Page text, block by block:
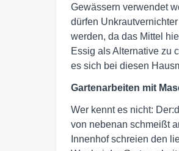
Gewässern verwendet
dürfen
werden, da das Mittel
Essig als Alternative zu
es sich bei diesen
Gartenarbeiten mit
Wer kennt es nicht:
von nebenan schmeißt
Innenhof schreien den